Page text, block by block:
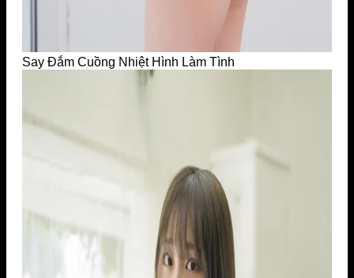
Say Đắm Cuồng Nhiệt Hình Làm Tình